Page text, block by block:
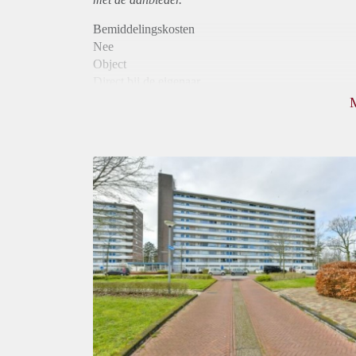
Bemiddelingskosten
Nee
Object
Huurtoeslag
Niet mogelijk
Inkomen eis
3,2 X Maandhuur Bruto
Huurtermijn
Onbepaalde termijn
Oplevering
Kaal